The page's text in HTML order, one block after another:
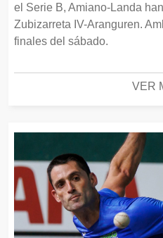
el Serie B, Amiano-Landa
Zubizarreta IV-Aranguren.
finales del sábado.
VER